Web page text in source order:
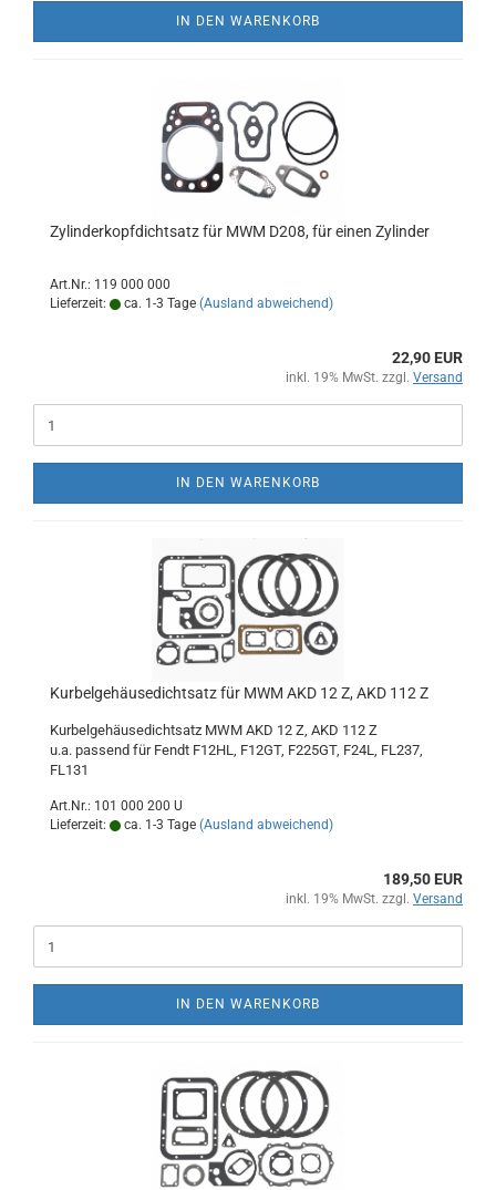
IN DEN WARENKORB
Zylinderkopfdichtsatz für MWM D208, für einen Zylinder
Art.Nr.: 119 000 000
Lieferzeit:
ca. 1-3 Tage (Ausland abweichend)
22,90 EUR
inkl. 19% MwSt. zzgl. Versand
IN DEN WARENKORB
Kurbelgehäusedichtsatz für MWM AKD 12 Z, AKD 112 Z
Kurbelgehäusedichtsatz MWM AKD 12 Z, AKD 112 Z
u.a. passend für Fendt F12HL, F12GT, F225GT, F24L, FL237,
FL131
Art.Nr.: 101 000 200 U
Lieferzeit:
ca. 1-3 Tage (Ausland abweichend)
189,50 EUR
inkl. 19% MwSt. zzgl. Versand
IN DEN WARENKORB